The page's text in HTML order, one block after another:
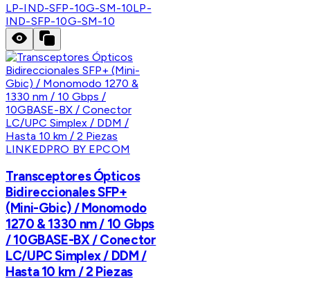
LP-IND-SFP-10G-SM-10LP-
IND-SFP-10G-SM-10
LINKEDPRO BY EPCOM
Transceptores Ópticos
Bidireccionales SFP+
(Mini-Gbic) / Monomodo
1270 & 1330 nm / 10 Gbps
/ 10GBASE-BX / Conector
LC/UPC Simplex / DDM /
Hasta 10 km / 2 Piezas